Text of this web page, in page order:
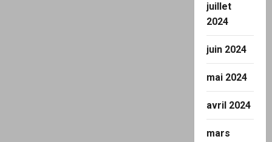
juillet
2024
juin 2024
mai 2024
avril 2024
mars